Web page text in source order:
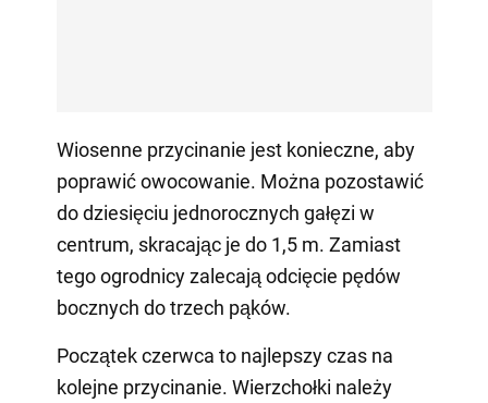
Wiosenne przycinanie jest konieczne, aby
poprawić owocowanie. Można pozostawić
do dziesięciu jednorocznych gałęzi w
centrum, skracając je do 1,5 m. Zamiast
tego ogrodnicy zalecają odcięcie pędów
bocznych do trzech pąków.
Początek czerwca to najlepszy czas na
kolejne przycinanie. Wierzchołki należy